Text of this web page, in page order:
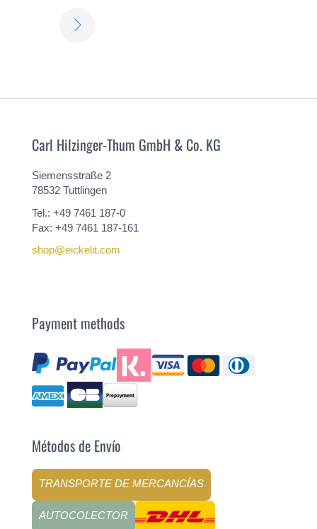
Carl Hilzinger-Thum GmbH & Co. KG
Siemensstraße 2
78532 Tuttlingen
Tel.: +49 7461 187-0
Fax: +49 7461 187-161
shop@eickelit.com
Payment methods
Métodos de Envío
TRANSPORTE DE MERCANCÍAS
AUTOCOLECTOR